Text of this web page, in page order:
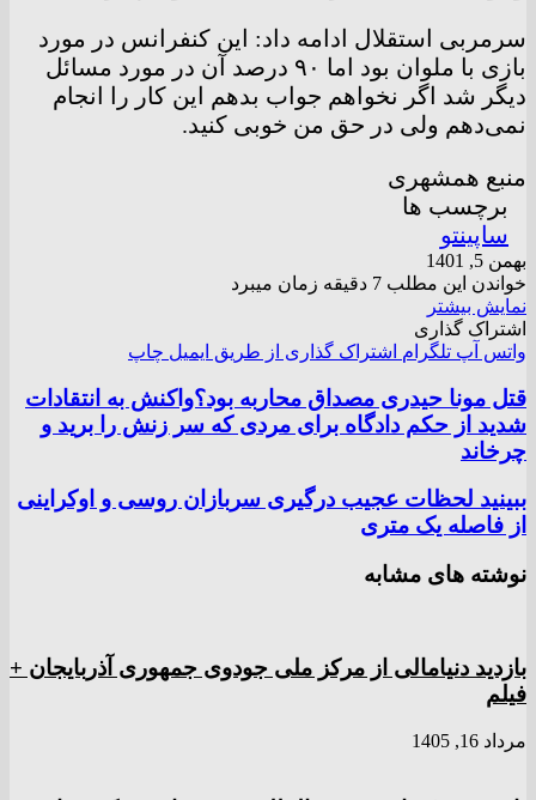
سرمربی استقلال ادامه داد: این کنفرانس در مورد
بازی با ملوان بود اما ۹۰ درصد آن در مورد مسائل
دیگر شد اگر نخواهم جواب بدهم این کار را انجام
نمی‌دهم ولی در حق من خوبی کنید.
منبع همشهری
برچسب ها
ساپینتو
بهمن 5, 1401
خواندن این مطلب 7 دقیقه زمان میبرد
نمایش بیشتر
اشتراک گذاری
واتس آپ تلگرام اشتراک گذاری از طریق ایمیل چاپ
قتل مونا حیدری مصداق محاربه بود؟واکنش به انتقادات
شدید از حکم دادگاه برای مردی که سر زنش را برید و
چرخاند
ببینید لحظات عجیب درگیری سربازان روسی و اوکراینی
از فاصله یک متری
نوشته های مشابه
بازدید دنیامالی از مرکز ملی جودوی جمهوری آذربایجان +
فیلم
مرداد 16, 1405